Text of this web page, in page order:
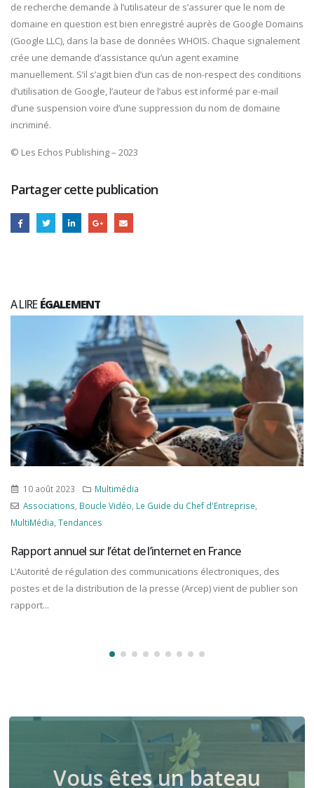
de recherche demande à l’utilisateur de s’assurer que le nom de
domaine en question est bien enregistré auprès de Google Domains
(Google LLC), dans la base de données WHOIS. Chaque signalement
crée une demande d’assistance qu’un agent examine
manuellement. S’il s’agit bien d’un cas de non-respect des conditions
d’utilisation de Google, l’auteur de l’abus est informé par e-mail
d’une suspension voire d’une suppression du nom de domaine
incriminé.
© Les Echos Publishing – 2023
Partager cette publication
A LIREÉGALEMENT
10 août 2023
Multimédia
Associations,Boucle Vidéo,Le Guide du Chef d'Entreprise,
,Tendances
annuel sur l’état de l’internet en France
de régulation des communications électroniques, des
et de la distribution de la presse (Arcep) vient de publier son
Vous êtes un bateau